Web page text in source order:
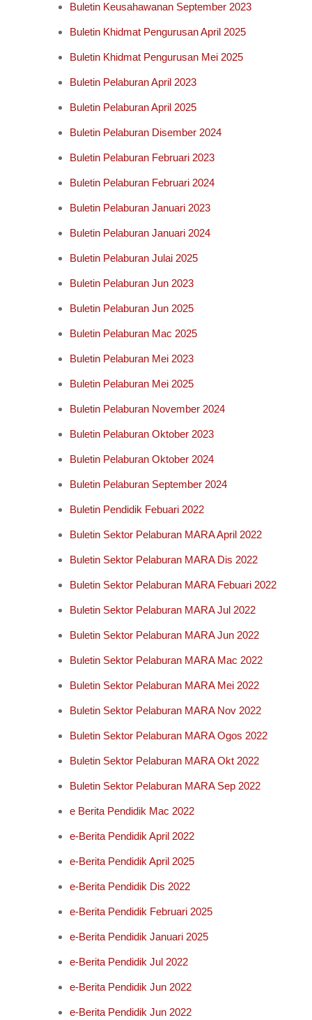
Buletin Keusahawanan September 2023
Buletin Khidmat Pengurusan April 2025
Buletin Khidmat Pengurusan Mei 2025
Buletin Pelaburan April 2023
Buletin Pelaburan April 2025
Buletin Pelaburan Disember 2024
Buletin Pelaburan Februari 2023
Buletin Pelaburan Februari 2024
Buletin Pelaburan Januari 2023
Buletin Pelaburan Januari 2024
Buletin Pelaburan Julai 2025
Buletin Pelaburan Jun 2023
Buletin Pelaburan Jun 2025
Buletin Pelaburan Mac 2025
Buletin Pelaburan Mei 2023
Buletin Pelaburan Mei 2025
Buletin Pelaburan November 2024
Buletin Pelaburan Oktober 2023
Buletin Pelaburan Oktober 2024
Buletin Pelaburan September 2024
Buletin Pendidik Febuari 2022
Buletin Sektor Pelaburan MARA April 2022
Buletin Sektor Pelaburan MARA Dis 2022
Buletin Sektor Pelaburan MARA Febuari 2022
Buletin Sektor Pelaburan MARA Jul 2022
Buletin Sektor Pelaburan MARA Jun 2022
Buletin Sektor Pelaburan MARA Mac 2022
Buletin Sektor Pelaburan MARA Mei 2022
Buletin Sektor Pelaburan MARA Nov 2022
Buletin Sektor Pelaburan MARA Ogos 2022
Buletin Sektor Pelaburan MARA Okt 2022
Buletin Sektor Pelaburan MARA Sep 2022
e Berita Pendidik Mac 2022
e-Berita Pendidik April 2022
e-Berita Pendidik April 2025
e-Berita Pendidik Dis 2022
e-Berita Pendidik Februari 2025
e-Berita Pendidik Januari 2025
e-Berita Pendidik Jul 2022
e-Berita Pendidik Jun 2022
e-Berita Pendidik Jun 2022